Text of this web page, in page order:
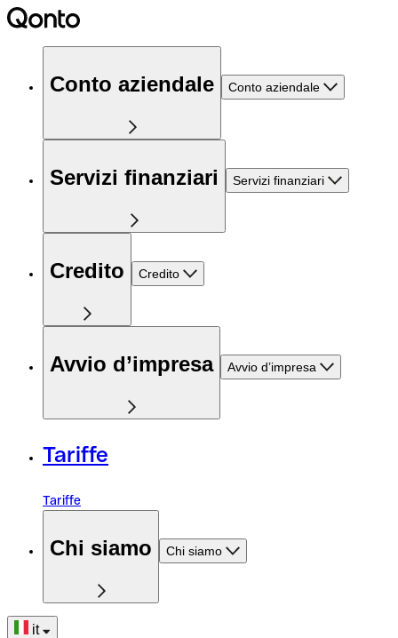
Conto aziendale Conto aziendale
Servizi finanziari Servizi finanziari
Credito Credito
Avvio d’impresa Avvio d’impresa
Tariffe
Tariffe
Chi siamo Chi siamo
it